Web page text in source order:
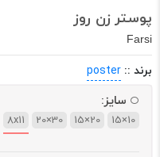
پوستر زن روز
Farsi
برند :: poster
سایز:
10×15
20×15
30×20
8x11